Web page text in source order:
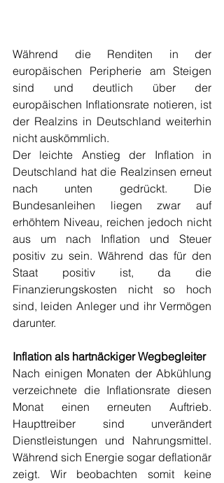
Während die Renditen in der
europäischen Peripherie am Steigen
sind und deutlich über der
europäischen Inflationsrate notieren, ist
der Realzins in Deutschland weiterhin
nicht auskömmlich.
Der leichte Anstieg der Inflation in
Deutschland hat die Realzinsen erneut
nach unten gedrückt. Die
Bundesanleihen liegen zwar auf
erhöhtem Niveau, reichen jedoch nicht
aus um nach Inflation und Steuer
positiv zu sein. Während das für den
Staat positiv ist, da die
Finanzierungskosten nicht so hoch
sind, leiden Anleger und ihr Vermögen
darunter.
Inflation als hartnäckiger Wegbegleiter
Nach einigen Monaten der Abkühlung
verzeichnete die Inflationsrate diesen
Monat einen erneuten Auftrieb.
Haupttreiber sind unverändert
Dienstleistungen und Nahrungsmittel.
Während sich Energie sogar deflationär
zeigt. Wir beobachten somit keine